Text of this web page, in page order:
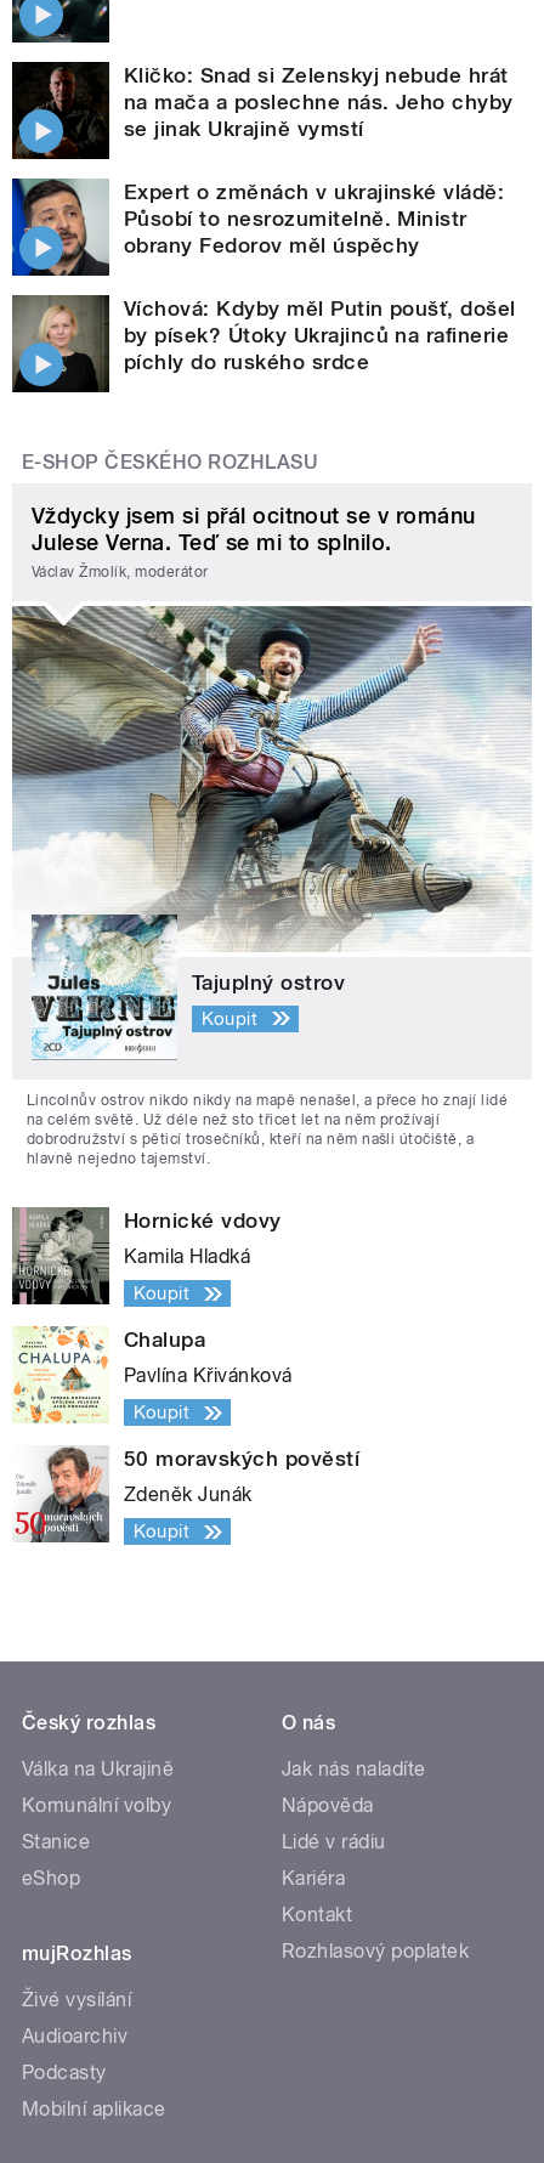
Kličko: Snad si Zelenskyj nebude hrát
na mača a poslechne nás. Jeho chyby
se jinak Ukrajině vymstí
Expert o změnách v ukrajinské vládě:
Působí to nesrozumitelně. Ministr
obrany Fedorov měl úspěchy
Víchová: Kdyby měl Putin poušť, došel
by písek? Útoky Ukrajinců na rafinerie
píchly do ruského srdce
E-SHOP ČESKÉHO ROZHLASU
Vždycky jsem si přál ocitnout se v románu
Julese Verna. Teď se mi to splnilo.
Václav Žmolík, moderátor
Tajuplný ostrov
Koupit
Lincolnův ostrov nikdo nikdy na mapě nenašel, a přece ho znají lidé
na celém světě. Už déle než sto třicet let na něm prožívají
dobrodružství s pěticí trosečníků, kteří na něm našli útočiště, a
hlavně nejedno tajemství.
Hornické vdovy
Kamila Hladká
Koupit
Chalupa
Pavlína Křivánková
Koupit
50 moravských pověstí
Zdeněk Junák
Koupit
Český rozhlas
Válka na Ukrajině
Komunální volby
Stanice
eShop
mujRozhlas
Živé vysílání
Audioarchiv
Podcasty
Mobilní aplikace
O nás
Jak nás naladíte
Nápověda
Lidé v rádiu
Kariéra
Kontakt
Rozhlasový poplatek